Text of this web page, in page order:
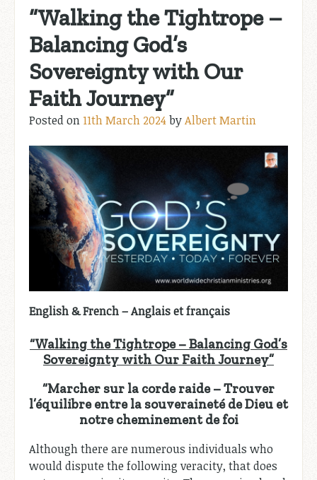
“Walking the Tightrope –
Balancing God’s
Sovereignty with Our
Faith Journey”
Posted on11th March 2024byAlbert Martin
English & French – Anglais et français
“Walking the Tightrope – Balancing God’s
Sovereignty with Our Faith Journey”
“Marcher sur la corde raide – Trouver
l’équilibre entre la souveraineté de Dieu et
notre cheminement de foi
Although there are numerous individuals who
would dispute the following veracity, that does